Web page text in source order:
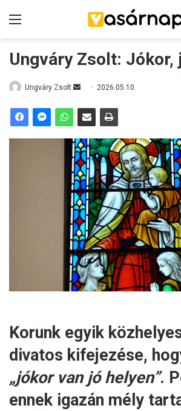
Ungváry Zsolt: Jókor,
Ungváry Zsolt
n
a
n
e
m
a
i
l
2026.05.10.
Korunk egyik
divatos kifejezése,
„jókor van jó helyen”.
ennek igazán mély